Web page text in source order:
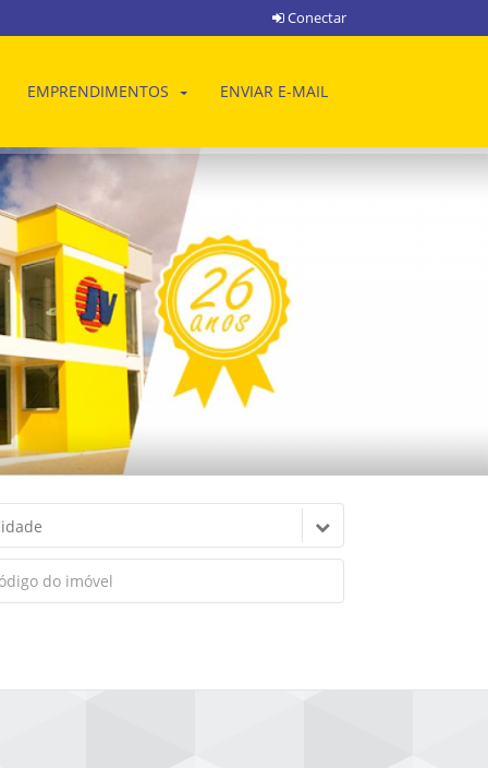
Conectar
EMPRENDIMENTOS ENVIAR E-MAIL